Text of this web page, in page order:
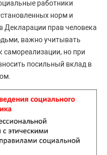
работники
норм и
Декларации прав человека
важно учитывать
самореализации, но при
посильный вклад в